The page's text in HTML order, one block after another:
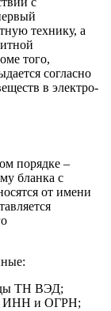
технику, а
того,
согласно
в электро-
порядке –
бланка с
от имени
ТН ВЭД;
ИНН и ОГРН;